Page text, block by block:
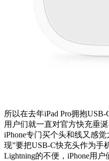
所以在去年iPad Pro拥抱
用户们就一直对官方快充垂
iPhone专门买个头和线又感
现”要把USB-C快充头作为手
Lightning的不便，iPhone用户